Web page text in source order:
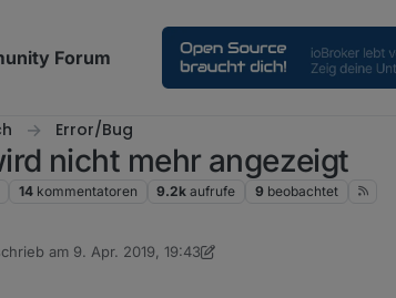
Forum
Error/Bug
nicht mehr angezeigt
14 kommentatoren 9.2k aufrufe 9 beobachtet
am 9. Apr. 2019, 19:43
editiert von Jey Cee